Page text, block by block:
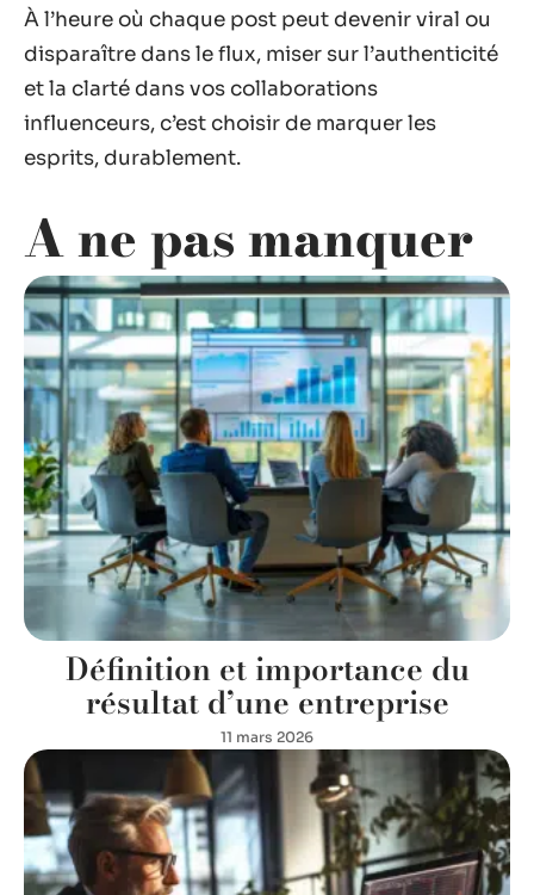
À l’heure où chaque post peut devenir viral ou
disparaître dans le flux, miser sur l’authenticité
et la clarté dans vos collaborations
influenceurs, c’est choisir de marquer les
esprits, durablement.
A ne pas manquer
Définition et importance du
résultat d’une entreprise
11 mars 2026